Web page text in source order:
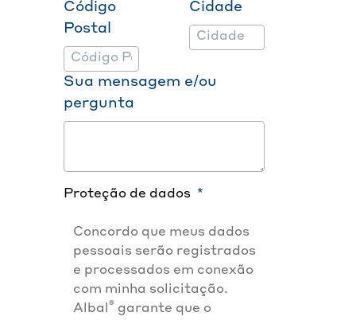
Código
Postal
Cidade
Sua mensagem e/ou
pergunta
Proteção de dados
Concordo que meus dados
pessoais serão registrados
e processados em conexão
com minha solicitação.
Albal ® garante que o